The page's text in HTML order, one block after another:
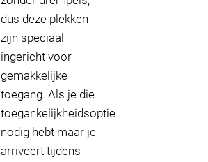
dus deze plekken
zijn speciaal
ingericht voor
gemakkelijke
toegang. Als je die
toegankelijkheidsoptie
nodig hebt maar je
arriveert tijdens